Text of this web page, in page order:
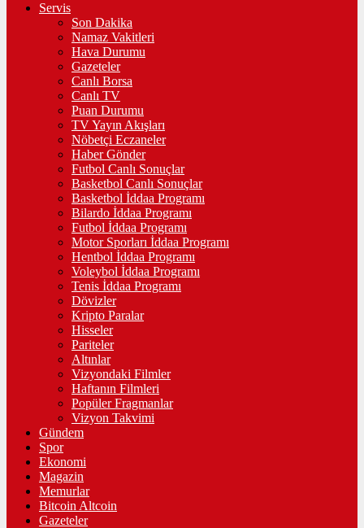
Servis
Son Dakika
Namaz Vakitleri
Hava Durumu
Gazeteler
Canlı Borsa
Canlı TV
Puan Durumu
TV Yayın Akışları
Nöbetçi Eczaneler
Haber Gönder
Futbol Canlı Sonuçlar
Basketbol Canlı Sonuçlar
Basketbol İddaa Programı
Bilardo İddaa Programı
Futbol İddaa Programı
Motor Sporları İddaa Programı
Hentbol İddaa Programı
Voleybol İddaa Programı
Tenis İddaa Programı
Dövizler
Kripto Paralar
Hisseler
Pariteler
Altınlar
Vizyondaki Filmler
Haftanın Filmleri
Popüler Fragmanlar
Vizyon Takvimi
Gündem
Spor
Ekonomi
Magazin
Memurlar
Bitcoin Altcoin
Gazeteler